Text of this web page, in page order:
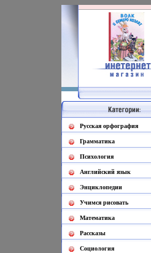
Русская орфография
Грамматика
Психология
Английский язык
Энциклопедии
Учимся рисовать
Математика
Рассказы
Социология